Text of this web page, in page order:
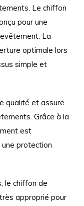
Le chiffon
pour une
La
optimale lors
simple et
qualité et assure
Grâce à la
est
protection
le chiffon de
approprié pour